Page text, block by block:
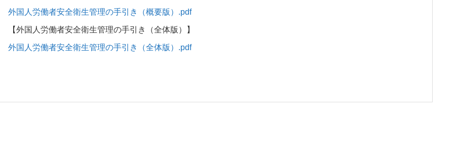
外国人労働者安全衛生管理の手引き（概要版）.pdf
【外国人労働者安全衛生管理の手引き（全体版）】
外国人労働者安全衛生管理の手引き（全体版）.pdf